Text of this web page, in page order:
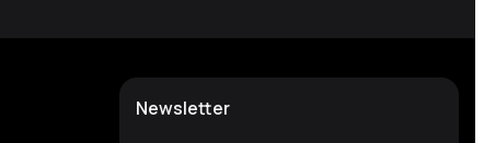
Newsletter